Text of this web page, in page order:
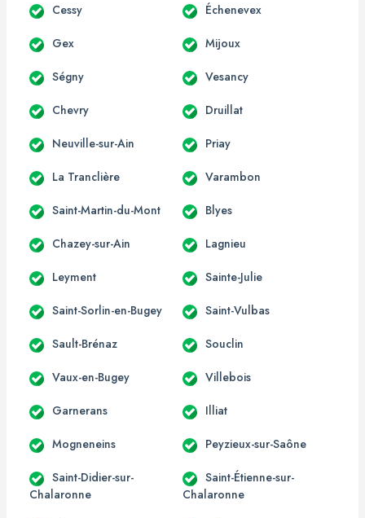
Cessy Échenevex
Gex Mijoux
Ségny Vesancy
Chevry Druillat
Neuville-sur-Ain Priay
La Tranclière Varambon
Saint-Martin-du-Mont Blyes
Chazey-sur-Ain Lagnieu
Leyment Sainte-Julie
Saint-Sorlin-en-Bugey Saint-Vulbas
Sault-Brénaz Souclin
Vaux-en-Bugey Villebois
Garnerans Illiat
Mogneneins Peyzieux-sur-Saône
Saint-Didier-sur-
Chalaronne
Saint-Étienne-sur-
Chalaronne